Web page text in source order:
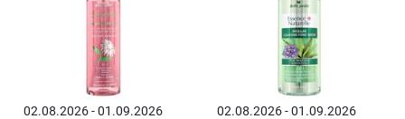
02.08.2026 - 01.09.2026 02.08.2026 - 01.09.2026